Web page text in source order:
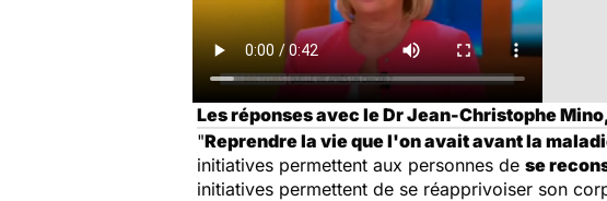
Les réponses avec le Dr Jean-Christophe
"Reprendre la vie que l'on avait avant la
initiatives permettent aux personnes de se
initiatives permettent de se réapprivoiser son